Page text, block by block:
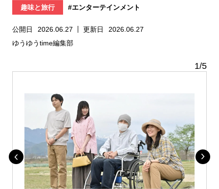
趣味と旅行 #エンターテインメント
公開日 2026.06.27 更新日
2026.06.27
ゆうゆうtime編集部
1/5